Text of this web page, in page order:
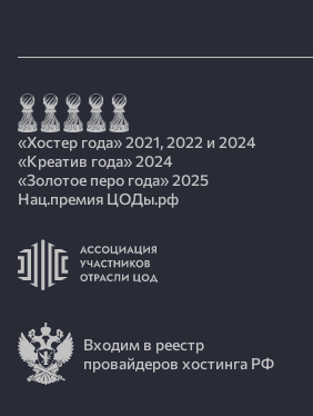
«Хостер года» 2021, 2022 и 2024
«Креатив года» 2024
«Золотое перо года» 2025
Нац.премия ЦОДы.рф
Входим в реестр
провайдеров хостинга РФ